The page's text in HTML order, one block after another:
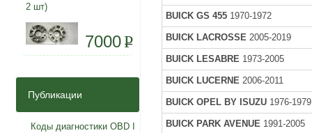
2 шт)
7000P
Публикации
Коды диагностики OBD I
BUICK GS 455 1970-1972
BUICK LACROSSE 2005-2019
BUICK LESABRE 1973-2005
BUICK LUCERNE 2006-2011
BUICK OPEL BY ISUZU 1976-1979
BUICK PARK AVENUE 1991-2005